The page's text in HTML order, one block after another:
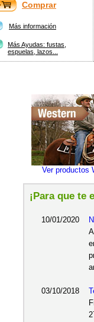
Comprar
Más información
Más Ayudas: fustas,
espuelas, lazos...
Ver productos
¡Para que te
10/01/2020
03/10/2018